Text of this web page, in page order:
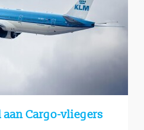
Cargo-vliegers